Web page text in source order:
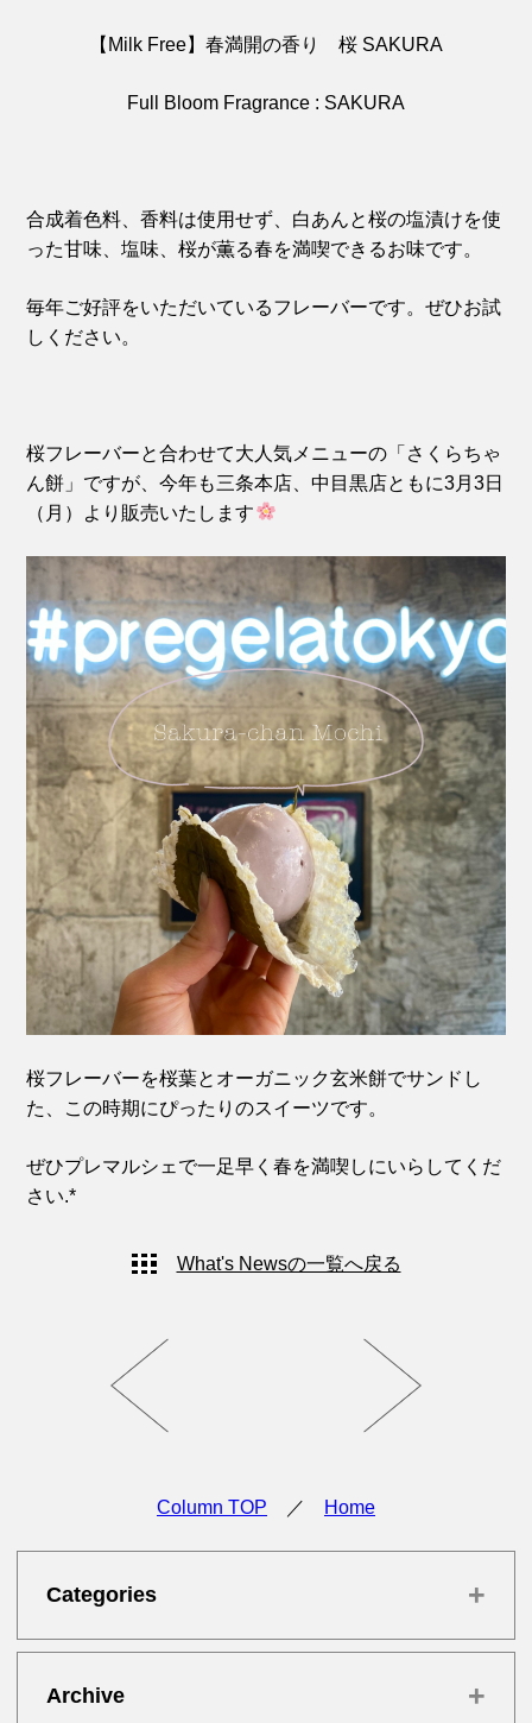
【Milk Free】春満開の香り 桜 SAKURA
Full Bloom Fragrance : SAKURA
合成着色料、香料は使用せず、白あんと桜の塩漬けを使
った甘味、塩味、桜が薫る春を満喫できるお味です。
毎年ご好評をいただいているフレーバーです。ぜひお試
しください。
桜フレーバーと合わせて大人気メニューの「さくらちゃ
ん餅」ですが、今年も三条本店、中目黒店ともに3月3日
（月）より販売いたします
桜フレーバーを桜葉とオーガニック玄米餅でサンドし
た、この時期にぴったりのスイーツです。
ぜひプレマルシェで一足早く春を満喫しにいらしてくだ
さい.*
What's Newsの一覧へ戻る
Column TOP ／ Home
Categories +
Archive +